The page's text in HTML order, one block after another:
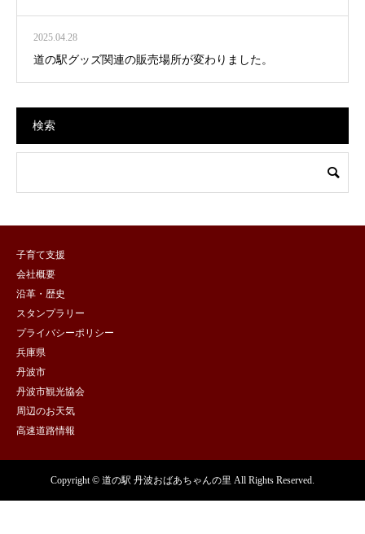
2025.04.28
道の駅グッズ関連の販売場所が変わりました。
検索
子育て支援
会社概要
沿革・歴史
スタンプラリー
プライバシーポリシー
兵庫県
丹波市
丹波市観光協会
周辺のお天気
高速道路情報
Copyright © 道の駅 丹波おばあちゃんの里 All Rights Reserved.